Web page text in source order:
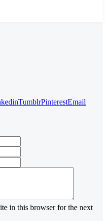
TumblrPinterestEmail
in this browser for the next